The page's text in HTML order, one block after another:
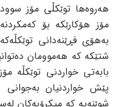
ھەروەھا توێکڵی مۆز
مۆز ھۆکارێکە بۆ
بەھۆی فڕێنەدانی
شتێکە کە ھەموومان
بابەتی خواردنی توێکڵە
پێش خواردنیان
شوێنەیە کە میکرۆبەکان